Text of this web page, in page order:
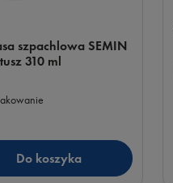
szpachlowa SEMIN
310 ml
Do koszyka